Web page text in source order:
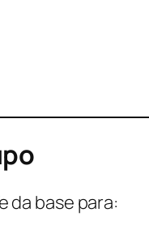
da base para: